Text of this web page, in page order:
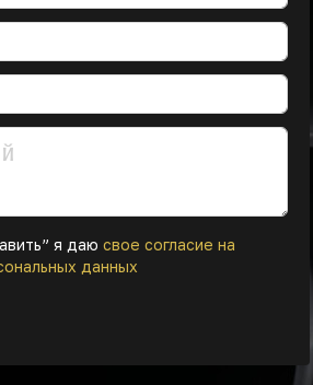
я даю свое согласие на
данных